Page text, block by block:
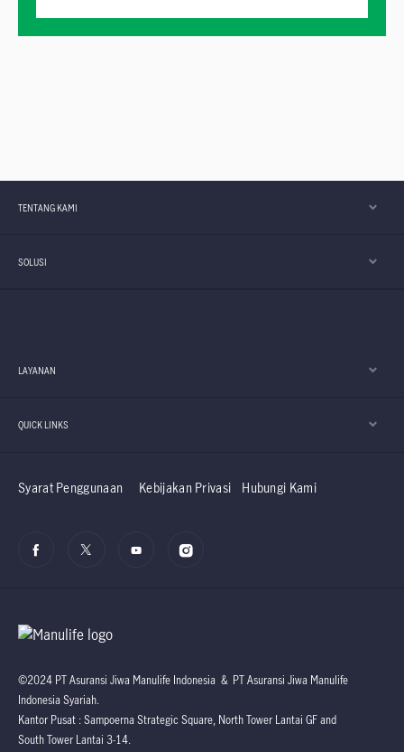
TENTANG KAMI
SOLUSI
LAYANAN
QUICK LINKS
Syarat Penggunaan Kebijakan Privasi Hubungi Kami
©2024 PT Asuransi Jiwa Manulife Indonesia & PT Asuransi Jiwa Manulife
Indonesia Syariah.
Kantor Pusat : Sampoerna Strategic Square, North Tower Lantai GF and
South Tower Lantai 3-14.